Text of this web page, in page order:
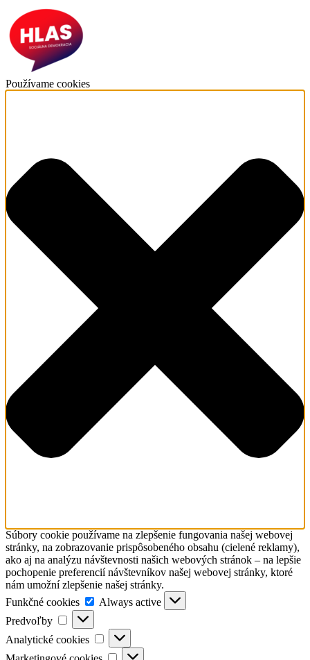
Používame cookies
Súbory cookie používame na zlepšenie fungovania našej webovej
stránky, na zobrazovanie prispôsobeného obsahu (cielené reklamy),
ako aj na analýzu návštevnosti našich webových stránok – na lepšie
pochopenie preferencií návštevníkov našej webovej stránky, ktoré
nám umožní zlepšenie našej stránky.
Funkčné cookies
Funkčné
cookies
Always active
Predvoľby
Predvoľby
Analytické cookies
Analytické
cookies
Marketingové